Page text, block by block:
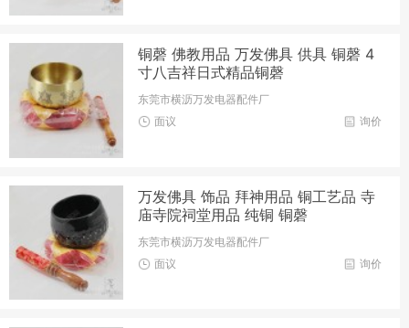
铜磬 佛教用品 万发佛具 供具 铜磬 4
寸八吉祥日式精品铜磬
东莞市横沥万发电器配件厂
询价
面议
万发佛具 饰品 拜神用品 铜工艺品 寺
庙寺院祠堂用品 纯铜 铜磬
东莞市横沥万发电器配件厂
询价
面议